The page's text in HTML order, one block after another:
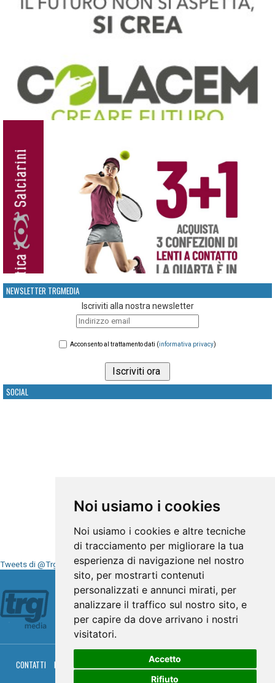
Noi usiamo i cookies
Noi usiamo i cookies e altre tecniche
di tracciamento per migliorare la tua
esperienza di navigazione nel nostro
sito, per mostrarti contenuti
personalizzati e annunci mirati, per
analizzare il traffico sul nostro sito, e
per capire da dove arrivano i nostri
visitatori.
Accetto
Rifiuto
NEWSLETTER TRGMEDIA
Iscriviti alla nostra newsletter
Acconsento al trattamento dati (informativa privacy)
SOCIAL
Tweets di @TrgMedia
Seguici su
CONTATTI PRIVACY PALINSESTO DIRETTA TV
RGM HITRADIO